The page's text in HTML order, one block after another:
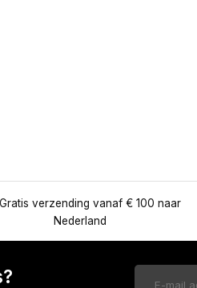
Gratis verzending vanaf € 100 naar
Nederland